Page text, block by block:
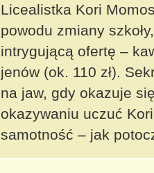
Licealistka Kori
powodu zmiany
intrygującą ofertę –
jenów (ok. 110 zł).
na jaw, gdy okazuje
okazywaniu uczuć
samotność – jak